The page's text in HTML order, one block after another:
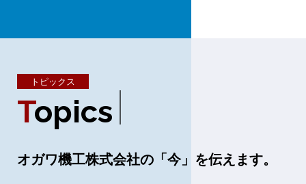
トピックス
TOPICS
オガワ機工株式会社の「今」を伝えます。